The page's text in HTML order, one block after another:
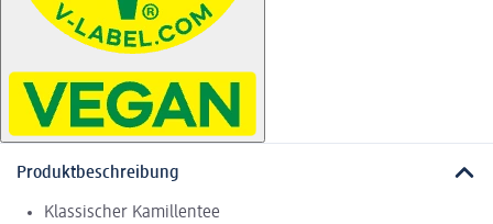
Produktbeschreibung
Klassischer Kamillentee